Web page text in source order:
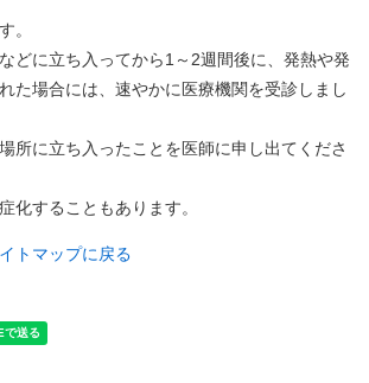
。
どに立ち入ってから1～2週間後に、発熱や発
た場合には、速やかに医療機関を受診しまし
所に立ち入ったことを医師に申し出てくださ
化することもあります。
トマップに戻る